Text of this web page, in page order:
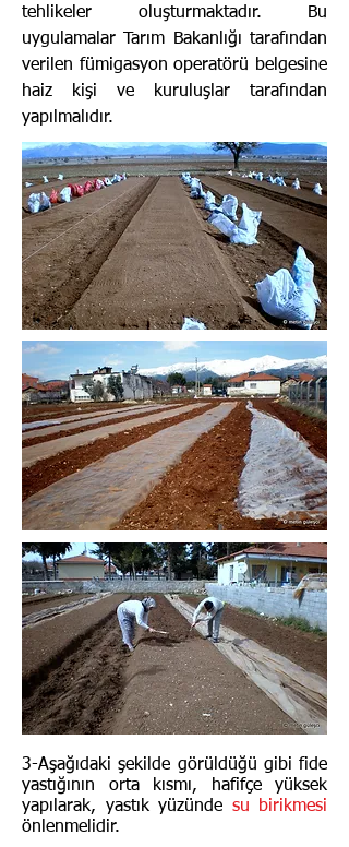
tehlikeler oluşturmaktadır. Bu
uygulamalar Tarım Bakanlığı tarafından
verilen fümigasyon operatörü belgesine
haiz kişi ve kuruluşlar tarafından
yapılmalıdır.
3-Aşağıdaki şekilde görüldüğü gibi fide
yastığının orta kısmı, hafifçe yüksek
yapılarak, yastık yüzünde su birikmesi
önlenmelidir.